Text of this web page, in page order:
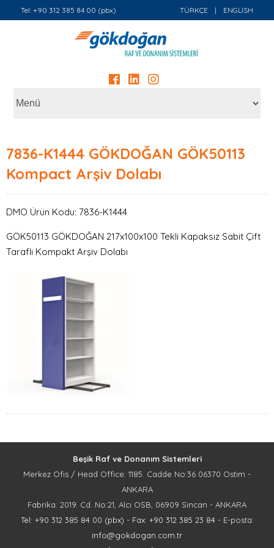
Tel: +90 312 385 84 00 (pbx) TÜRKÇE | ENGLISH
7836-K1444 GÖKDOĞAN GÖK50113
Kompact Arşiv Dolabı
DMO Ürün Kodu: 7836-K1444
GÖK50113 GÖKDOĞAN 217x100x100 Tekli Kapaksız Sabit Çift
Taraflı Kompakt Arşiv Dolabı
Beşik Raf ve Donanım Sistemleri
Merkez Ofis / Head Office: 1185. Cadde No:36 06370 Ostim -
ANKARA
Fabrika: 2019. Cd. No:21, Alcı OSB, 06909 Sincan - ANKARA
Tel: +90 312 385 84 00 (pbx) - Fax: +90 312 385 23 84 - E-posta:
info@gokdogan.com.tr